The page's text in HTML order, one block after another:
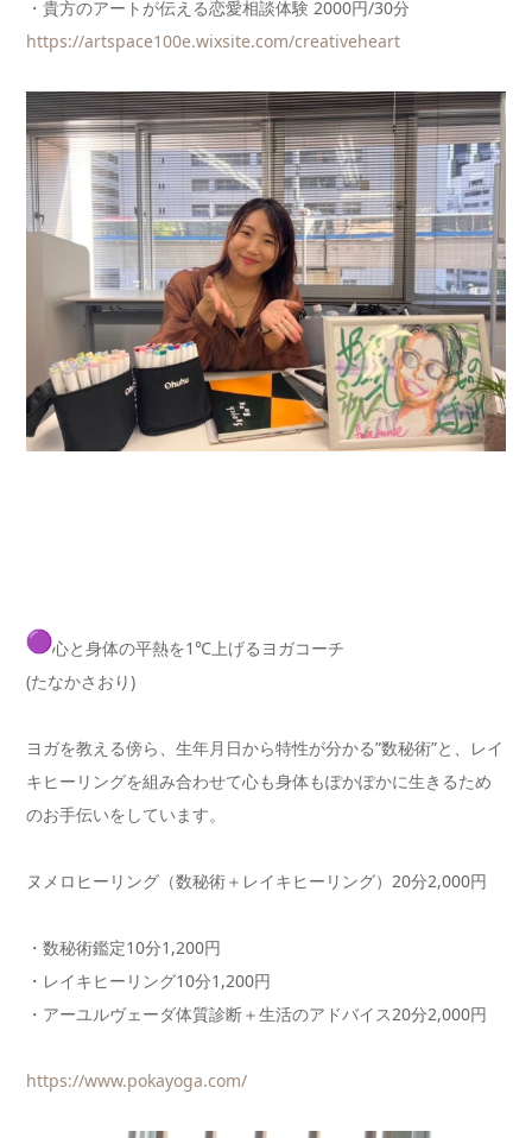
・貴方のアートが伝える恋愛相談体験 2000円/30分
https://artspace100e.wixsite.com/creativeheart
心と身体の平熱を1℃上げるヨガコーチ
(たなかさおり)
ヨガを教える傍ら、生年月日から特性が分かる”数秘術”と、レイ
キヒーリングを組み合わせて心も身体もぽかぽかに生きるため
のお手伝いをしています。
ヌメロヒーリング（数秘術＋レイキヒーリング）20分2,000円
・数秘術鑑定10分1,200円
・レイキヒーリング10分1,200円
・アーユルヴェーダ体質診断＋生活のアドバイス20分2,000円
https://www.pokayoga.com/